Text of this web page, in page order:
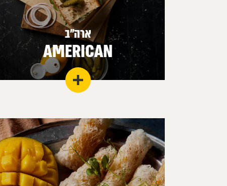
ארה"ב
AMERICAN
כור היתוך של מסורת קולינרית של עמים ותרבויות
הוליד מטבח אמיץ עם המון גאווה וכבוד.